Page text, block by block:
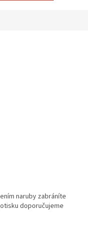
naruby zabráníte
doporučujeme